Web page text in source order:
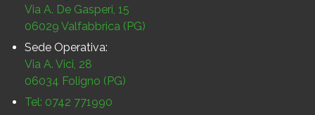
Via A. De Gasperi, 15
06029 Valfabbrica (PG)
Sede Operativa:
Via A. Vici, 28
06034 Foligno (PG)
Tel: 0742 771990